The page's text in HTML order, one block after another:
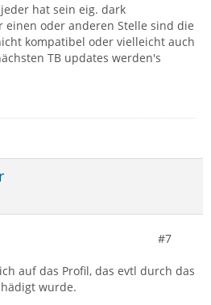
hat sein eig. dark
einen oder anderen Stelle sind die
kompatibel oder vielleicht auch
TB updates werden's
#7
auf das Profil, das evtl durch das
wurde.